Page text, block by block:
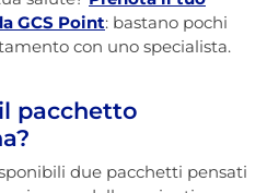
GCS Point: bastano pochi
con uno specialista.
pacchetto
due pacchetti pensati